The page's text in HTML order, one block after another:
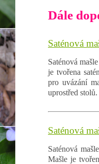
Dále
Saténová
Saténová
je tvořena
pro uvázání
uprostřed stolů.
Saténová
Saténová
Mašle je